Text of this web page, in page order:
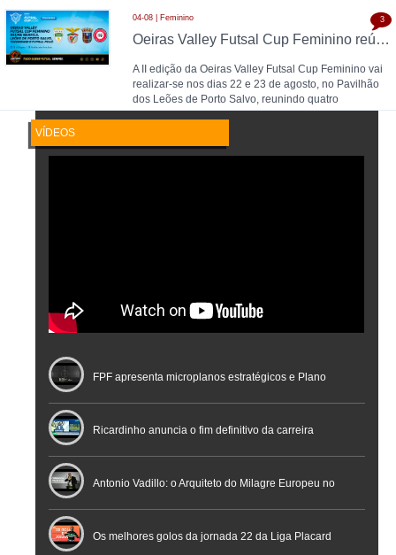
04-08 | Feminino
Oeiras Valley Futsal Cup Feminino reúne Benfica, Leões de Porto Salvo, Torreense e Futsal Feijó
A II edição da Oeiras Valley Futsal Cup Feminino vai
realizar-se nos dias 22 e 23 de agosto, no Pavilhão
dos Leões de Porto Salvo, reunindo quatro
3
VÍDEOS
FPF apresenta microplanos estratégicos e Plano
Nacional de Arbitragem
Ricardinho anuncia o fim definitivo da carreira
profissional em conferência histórica na Cidade do
Futebol
Antonio Vadillo: o Arquiteto do Milagre Europeu no
Futsal | Documentário
Os melhores golos da jornada 22 da Liga Placard